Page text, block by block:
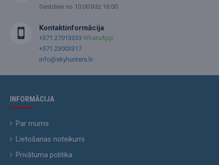
Sestdien no 10:00 līdz 16:00
Kontaktinformācija
+371 27013333 WhatsApp
+371 23003317
info@skyhunters.lv
INFORMĀCIJA
Par mums
Lietošanas noteikumi
Privātuma politika